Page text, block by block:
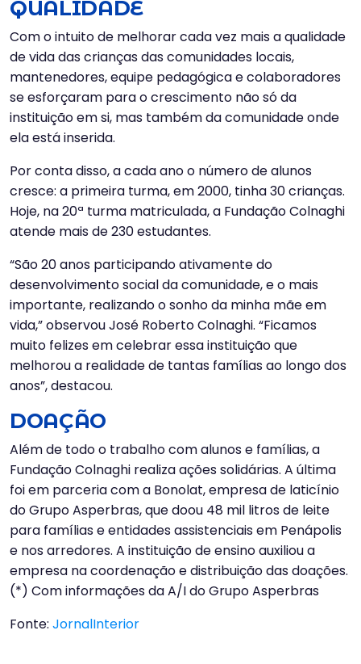
QUALIDADE
Com o intuito de melhorar cada vez mais a qualidade
de vida das crianças das comunidades locais,
mantenedores, equipe pedagógica e colaboradores
se esforçaram para o crescimento não só da
instituição em si, mas também da comunidade onde
ela está inserida.
Por conta disso, a cada ano o número de alunos
cresce: a primeira turma, em 2000, tinha 30 crianças.
Hoje, na 20ª turma matriculada, a Fundação Colnaghi
atende mais de 230 estudantes.
“São 20 anos participando ativamente do
desenvolvimento social da comunidade, e o mais
importante, realizando o sonho da minha mãe em
vida,” observou José Roberto Colnaghi. “Ficamos
muito felizes em celebrar essa instituição que
melhorou a realidade de tantas famílias ao longo dos
anos”, destacou.
DOAÇÃO
Além de todo o trabalho com alunos e famílias, a
Fundação Colnaghi realiza ações solidárias. A última
foi em parceria com a Bonolat, empresa de laticínio
do Grupo Asperbras, que doou 48 mil litros de leite
para famílias e entidades assistenciais em Penápolis
e nos arredores. A instituição de ensino auxiliou a
empresa na coordenação e distribuição das doações.
(*) Com informações da A/I do Grupo Asperbras
Fonte: JornalInterior